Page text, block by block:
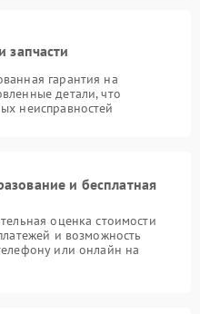
запчасти
гарантия на
детали, что
неисправностей
и бесплатная
оценка стоимости
и возможность
или онлайн на